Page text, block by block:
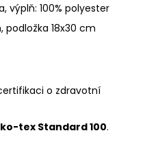
výplň: 100% polyester
podložka 18x30 cm
o zdravotní
tex Standard 100.